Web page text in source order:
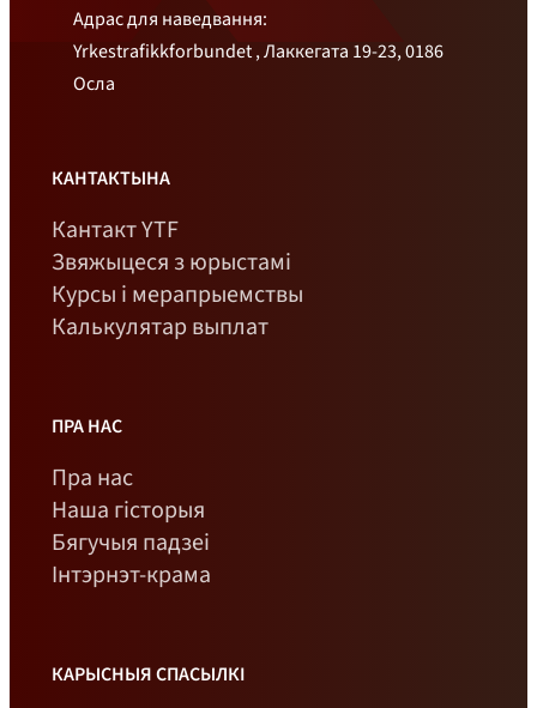
Адрас для наведвання:
Yrkestrafikkforbundet , Лаккегата 19-23, 0186
Осла
КАНТАКТЫНА
Кантакт YTF
Звяжыцеся з юрыстамі
Курсы і мерапрыемствы
Калькулятар выплат
ПРА НАС
Пра нас
Наша гісторыя
Бягучыя падзеі
Інтэрнэт-крама
КАРЫСНЫЯ СПАСЫЛКІ